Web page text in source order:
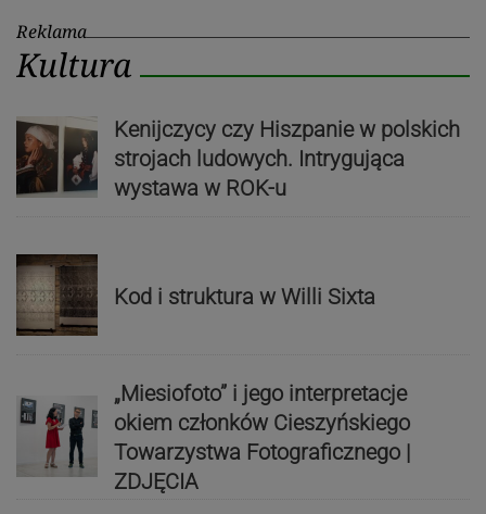
Reklama
Kultura
Kenijczycy czy Hiszpanie w polskich
strojach ludowych. Intrygująca
wystawa w ROK-u
Kod i struktura w Willi Sixta
„Miesiofoto” i jego interpretacje
okiem członków Cieszyńskiego
Towarzystwa Fotograficznego |
ZDJĘCIA